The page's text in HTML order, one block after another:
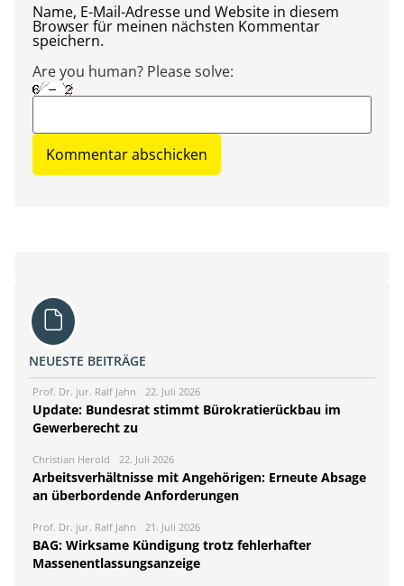
Name, E-Mail-Adresse und Website in diesem
Browser für meinen nächsten Kommentar
speichern.
Are you human? Please solve:
NEUESTE BEITRÄGE
Prof. Dr. jur. Ralf Jahn 22. Juli 2026
Update: Bundesrat stimmt Bürokratierückbau im
Gewerberecht zu
Christian Herold 22. Juli 2026
Arbeitsverhältnisse mit Angehörigen: Erneute Absage
an überbordende Anforderungen
Prof. Dr. jur. Ralf Jahn 21. Juli 2026
BAG: Wirksame Kündigung trotz fehlerhafter
Massenentlassungsanzeige